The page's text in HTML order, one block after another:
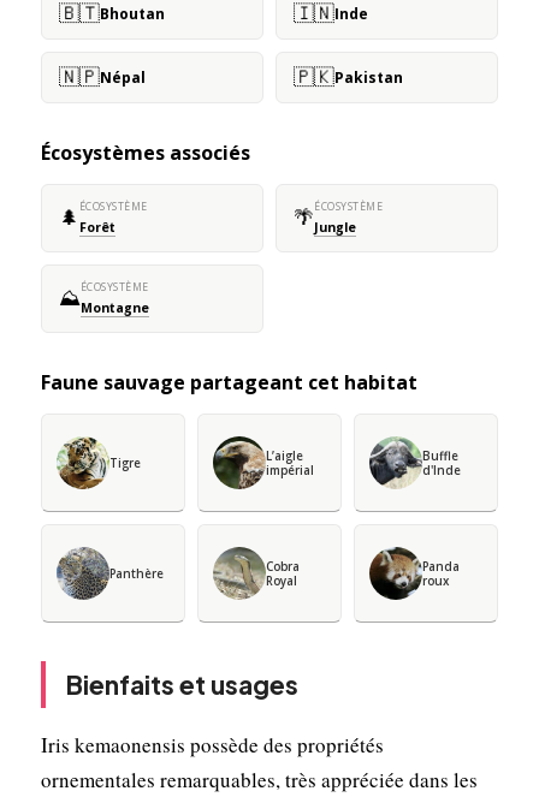
🇧🇹Bhoutan 🇮🇳Inde
🇳🇵Népal 🇵🇰Pakistan
Écosystèmes associés
🌲 ÉCOSYSTÈME
Forêt 🌴ÉCOSYSTÈME
Jungle
⛰️ÉCOSYSTÈME
Montagne
Faune sauvage partageant cet habitat
Tigre
L’aigle
impérial
Buffle
d'Inde
Panthère
Cobra
Royal
Panda
roux
Bienfaits et usages
Iris kemaonensis possède des propriétés
ornementales remarquables, très appréciée dans les